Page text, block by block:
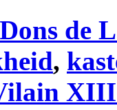
Dons de
,